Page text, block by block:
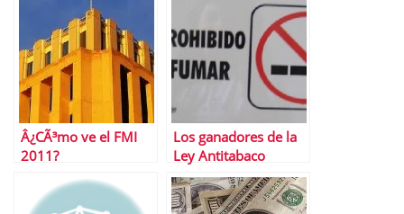
Â¿CÃ³mo ve el FMI
2011?
Los ganadores de la
Ley Antitabaco